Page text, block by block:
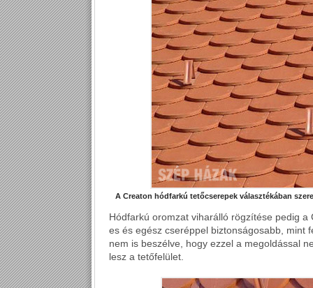
A Creaton hódfarkú tetőcserepek választékában
Hódfarkú oromzat viharálló rögzítése pedig
es és egész cseréppel biztonságosabb, mint
nem is beszélve, hogy ezzel a megoldással
lesz a tetőfelület.